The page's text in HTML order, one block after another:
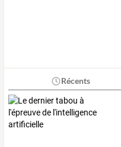
Récents